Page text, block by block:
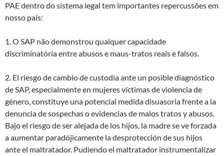
PAE dentro do sistema legal tem importantes repercussões em
nosso país:
1. O SAP não demonstrou qualquer capacidade
discriminatória entre abusos e maus-tratos reais e falsos.
2. El riesgo de cambio de custodia ante un posible diagnóstico
de SAP, especialmente en mujeres víctimas de violencia de
género, constituye una potencial medida disuasoria frente a la
denuncia de sospechas o evidencias de malos tratos y abusos.
Bajo el riesgo de ser alejada de los hijos, la madre se ve forzada
a aumentar paradójicamente la desprotección de sus hijos
ante el maltratador. Pudiendo el maltratador instrumentalizar